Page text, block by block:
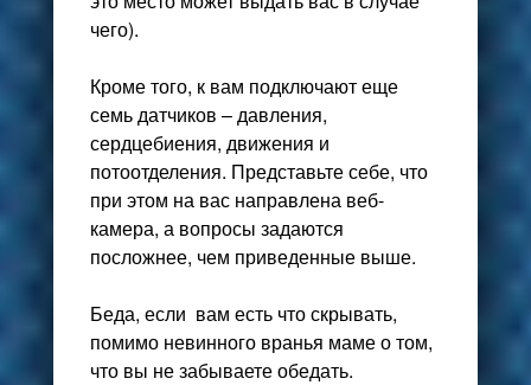
чего).
Кроме того, к вам подключают еще
семь датчиков – давления,
сердцебиения, движения и
потоотделения. Представьте себе, что
при этом на вас направлена веб-
камера, а вопросы задаются
посложнее, чем приведенные выше.
Беда, если вам есть что скрывать,
помимо невинного вранья маме о том,
что вы не забываете обедать.